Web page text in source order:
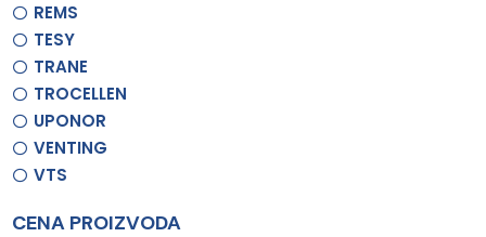
REMS
TESY
TRANE
TROCELLEN
UPONOR
VENTING
VTS
CENA PROIZVODA